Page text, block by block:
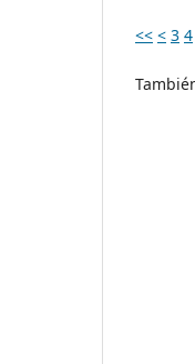
<< < 3 4